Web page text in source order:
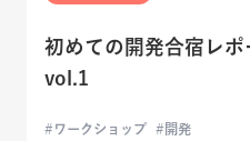
初めての開発合宿レ
vol.1
ワークショップ 開発